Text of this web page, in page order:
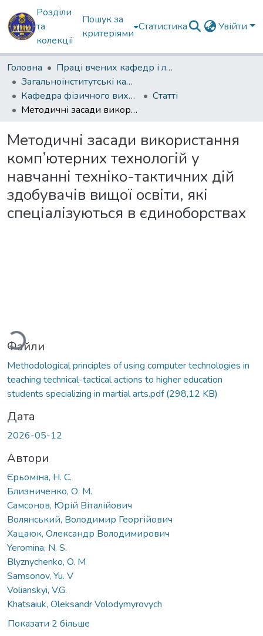
Розділи
та
колекції
Пошук за
критеріями
Статистика Увійти
Головна
Праці вчених кафедр і лабораторій
Загальноінститутські кафедри
Кафедра фізичного виховання, спеціальної фізичної підготовки і спорту
Статті
Методичні засади використання комп’ютерних технологій у навчанні техніко-тактичних дій здобувачів вищої освіти, які спеціалізуються в єдиноборствах
Методичні засади використання
комп’ютерних технологій у
навчанні техніко-тактичних дій
здобувачів вищої освіти, які
спеціалізуються в єдиноборствах
Вантажиться...
Файли
Methodological principles of using computer technologies in
teaching technical-tactical actions to higher education
students specializing in martial arts.pdf(298,12 KB)
Дата
2026-05-12
Автори
Єрьоміна, Н. С.
Близниченко, О. М.
Самсонов, Юрій Віталійович
Волянський, Володимир Георгійович
Хацаюк, Олександр Володимирович
Yeromina, N. S.
Blyznychenko, O. M
Samsonov, Yu. V
Volianskyi, V.G.
Khatsaiuk, Oleksandr Volodymyrovych
Показати 2 більше